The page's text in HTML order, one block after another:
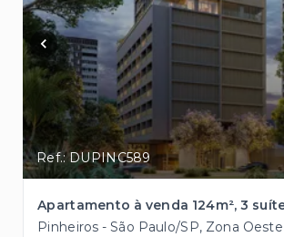
Ref.: DUPINC589
Pinheiros - São Paulo/SP, Zona Oeste